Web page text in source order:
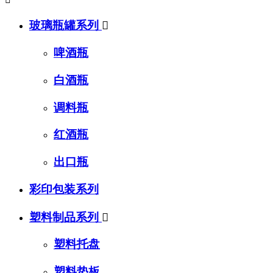
玻璃瓶罐系列 
啤酒瓶
白酒瓶
调料瓶
红酒瓶
出口瓶
彩印包装系列
塑料制品系列 
塑料托盘